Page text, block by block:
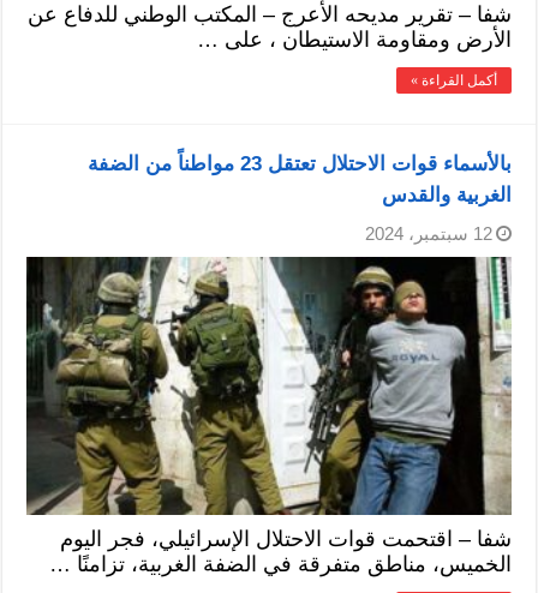
شفا – تقرير مديحه الأعرج – المكتب الوطني للدفاع عن
الأرض ومقاومة الاستيطان ، على …
أكمل القراءة »
بالأسماء قوات الاحتلال تعتقل 23 مواطناً من الضفة
الغربية والقدس
12 سبتمبر، 2024
شفا – اقتحمت قوات الاحتلال الإسرائيلي، فجر اليوم
الخميس، مناطق متفرقة في الضفة الغربية، تزامنًا …